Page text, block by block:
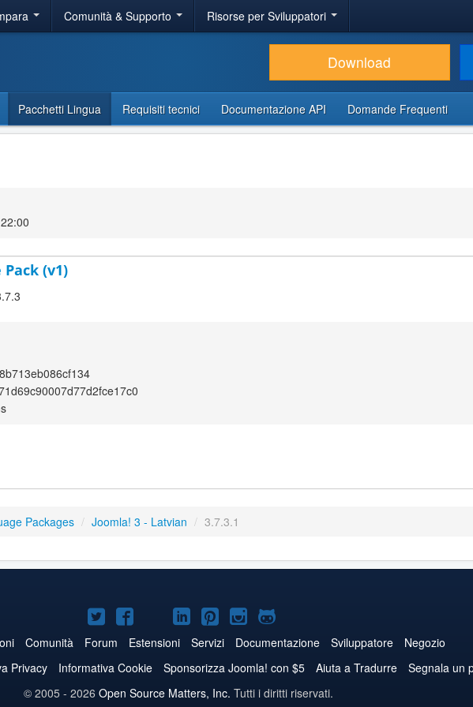
Comunità & Supporto Risorse per Sviluppatori
Download
Pacchetti Lingua Requisiti tecnici Documentazione API Domande Frequenti
(v1)
Packages / Joomla! 3 - Latvian / 3.7.3.1
Joomla!
su
Twitter
Joomla!
su
Facebook
Joomla!
su
YouTube
Joomla!
su
LinkedIn
Joomla!
su
Pinterest
Joomla!
su
Instagram
Joomla!
su
GitHub
Comunità Forum Estensioni Servizi Documentazione Sviluppatore
Negozio
Privacy Informativa Cookie Sponsorizza Joomla! con $5 Aiuta a Tradurre Segnala un
© 2005 - 2026 Open Source Matters, Inc. Tutti i diritti riservati.